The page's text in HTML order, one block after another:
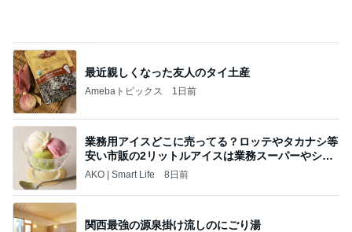
最近親しくなった友人のタイ土産
Amebaトピックス 1日前
業務用アイスどこに売ってる？ロッテやタカナシ等
安い市販の2リットルアイスは業務スーパーやシャ
トレ
AKO | Smart Life 8日前
関西最強の源泉掛け流しのにごり湯